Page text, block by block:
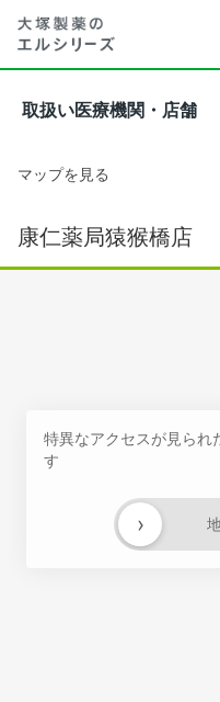
取扱い医療機関・店舗
マップを見る
康仁薬局猿猴橋店
特異なアクセスが見られ
す
›